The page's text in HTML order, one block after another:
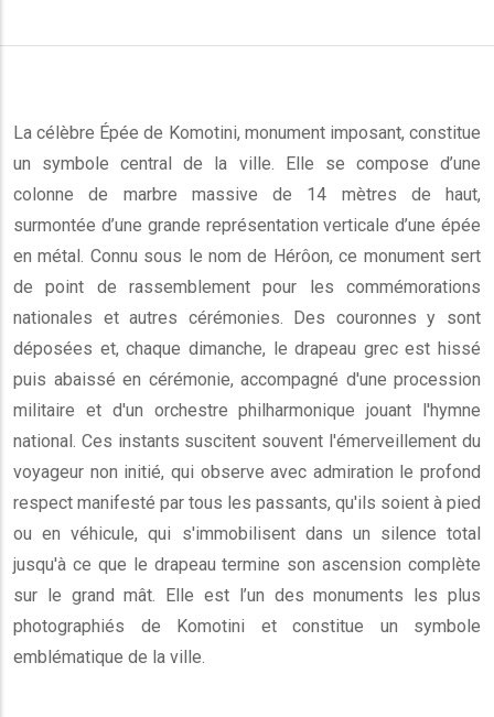
La célèbre Épée de Komotini, monument imposant, constitue
un symbole central de la ville. Elle se compose d’une
colonne de marbre massive de 14 mètres de haut,
surmontée d’une grande représentation verticale d’une épée
en métal. Connu sous le nom de Hérôon, ce monument sert
de point de rassemblement pour les commémorations
nationales et autres cérémonies. Des couronnes y sont
déposées et, chaque dimanche, le drapeau grec est hissé
puis abaissé en cérémonie, accompagné d'une procession
militaire et d'un orchestre philharmonique jouant l'hymne
national. Ces instants suscitent souvent l'émerveillement du
voyageur non initié, qui observe avec admiration le profond
respect manifesté par tous les passants, qu'ils soient à pied
ou en véhicule, qui s'immobilisent dans un silence total
jusqu'à ce que le drapeau termine son ascension complète
sur le grand mât. Elle est l’un des monuments les plus
photographiés de Komotini et constitue un symbole
emblématique de la ville.